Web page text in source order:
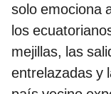
solo emociona
los
mejillas, las
entrelazadas y